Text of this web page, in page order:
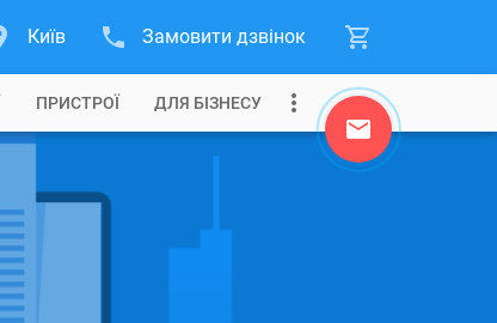
Київ Замовити дзвінок
ПРИСТРОЇ ДЛЯ БІЗНЕСУ